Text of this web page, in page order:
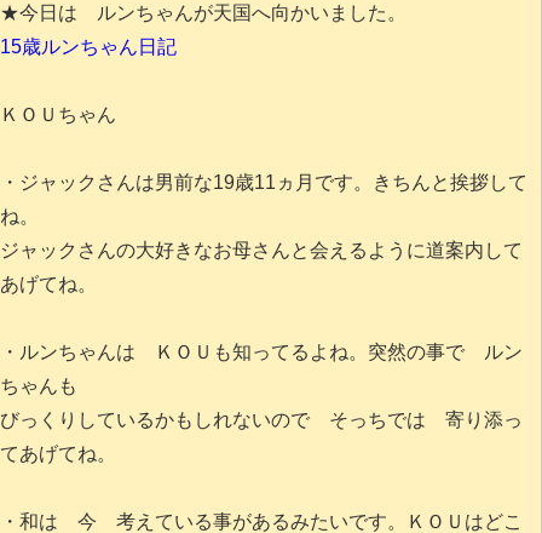
★今日は ルンちゃんが天国へ向かいました。
15歳ルンちゃん日記
ＫＯＵちゃん
・ジャックさんは男前な19歳11ヵ月です。きちんと挨拶して
ね。
ジャックさんの大好きなお母さんと会えるように道案内して
あげてね。
・ルンちゃんは ＫＯＵも知ってるよね。突然の事で ルン
ちゃんも
びっくりしているかもしれないので そっちでは 寄り添っ
てあげてね。
・和は 今 考えている事があるみたいです。ＫＯＵはどこ